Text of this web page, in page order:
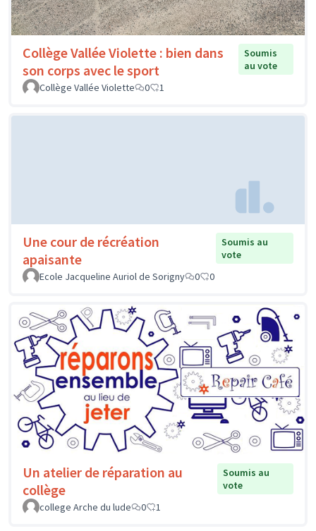
Collège Vallée Violette : bien dans
son corps avec le sport
Soumis
au vote
Collège Vallée Violette
0 1
Une cour de récréation
apaisante
Soumis au
vote
Ecole Jacqueline Auriol de Sorigny
0 0
Un atelier de réparation au
collège
Soumis au
vote
college Arche du lude
0 1